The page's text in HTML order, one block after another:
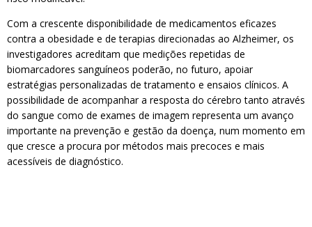
Com a crescente disponibilidade de medicamentos eficazes
contra a obesidade e de terapias direcionadas ao Alzheimer, os
investigadores acreditam que medições repetidas de
biomarcadores sanguíneos poderão, no futuro, apoiar
estratégias personalizadas de tratamento e ensaios clínicos. A
possibilidade de acompanhar a resposta do cérebro tanto através
do sangue como de exames de imagem representa um avanço
importante na prevenção e gestão da doença, num momento em
que cresce a procura por métodos mais precoces e mais
acessíveis de diagnóstico.